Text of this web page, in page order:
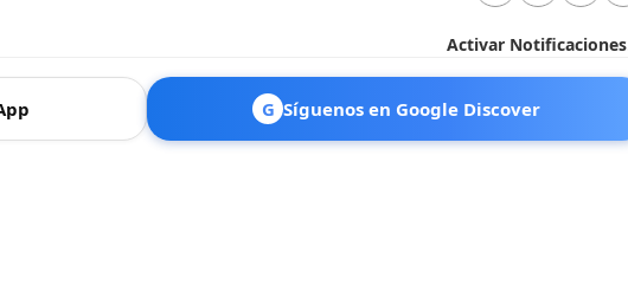
Activar Notificaciones
G Síguenos en Google Discover